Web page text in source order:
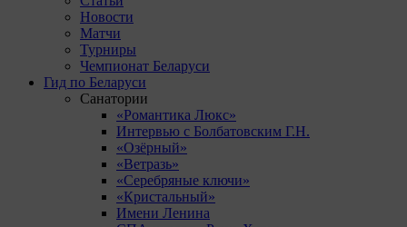
Новости
Матчи
Турниры
Чемпионат Беларуси
Гид по Беларуси
Санатории
«Романтика Люкс»
Интервью с Болбатовским Г.Н.
«Озёрный»
«Ветразь»
«Серебряные ключи»
«Кристальный»
Имени Ленина